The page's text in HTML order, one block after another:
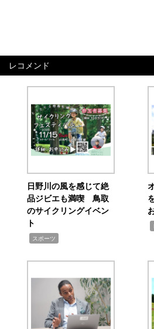
レコメンド
日野川の風を感じて絶
品ジビエも満喫 鳥取
のサイクリングイベン
ト
スポーツ